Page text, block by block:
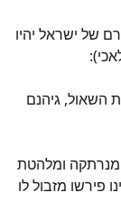
של ישראל יהיו
השאול, גיהנם
ומלהטת
פירשו מזבול לו